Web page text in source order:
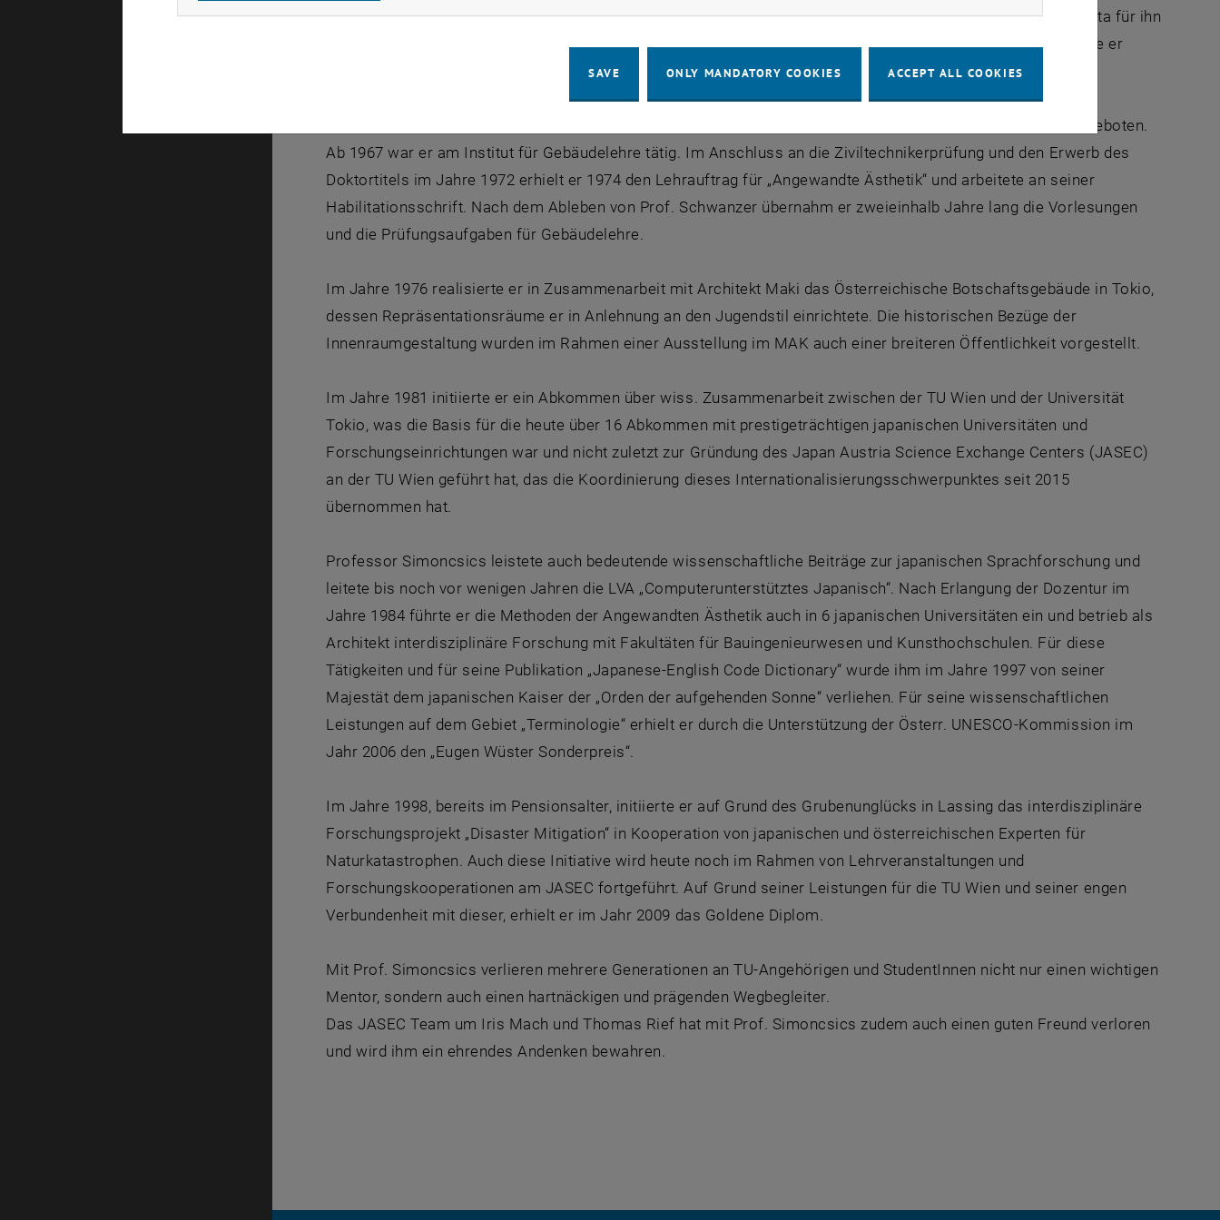
einem internationalen Wettbewerb den ersten Preis gewann. Als Dank für den Erfolg erwirkte Architekt Shibata für ihn
eine längere Aufenthaltsgenehmigung und ein japanisches Stipendium an der Universität Tokio. Dort studierte er
sowohl die traditionelle Architektur Japans als auch zeitgenössische Bauten unter Prof. Kenzo Tange.
Anlässlich eines Japanbesuches von Prof. Schwanzer wurde ihm eine Assistentenstelle an der TU Wien angeboten.
Ab 1967 war er am Institut für Gebäudelehre tätig. Im Anschluss an die Ziviltechnikerprüfung und den Erwerb des
Doktortitels im Jahre 1972 erhielt er 1974 den Lehrauftrag für „Angewandte Ästhetik“ und arbeitete an seiner
Habilitationsschrift. Nach dem Ableben von Prof. Schwanzer übernahm er zweieinhalb Jahre lang die Vorlesungen
und die Prüfungsaufgaben für Gebäudelehre.
Im Jahre 1976 realisierte er in Zusammenarbeit mit Architekt Maki das Österreichische Botschaftsgebäude in Tokio,
dessen Repräsentationsräume er in Anlehnung an den Jugendstil einrichtete. Die historischen Bezüge der
Innenraumgestaltung wurden im Rahmen einer Ausstellung im MAK auch einer breiteren Öffentlichkeit vorgestellt.
Im Jahre 1981 initiierte er ein Abkommen über wiss. Zusammenarbeit zwischen der TU Wien und der Universität
Tokio, was die Basis für die heute über 16 Abkommen mit prestigeträchtigen japanischen Universitäten und
Forschungseinrichtungen war und nicht zuletzt zur Gründung des Japan Austria Science Exchange Centers (JASEC)
an der TU Wien geführt hat, das die Koordinierung dieses Internationalisierungsschwerpunktes seit 2015
übernommen hat.
Professor Simoncsics leistete auch bedeutende wissenschaftliche Beiträge zur japanischen Sprachforschung und
leitete bis noch vor wenigen Jahren die LVA „Computerunterstütztes Japanisch“. Nach Erlangung der Dozentur im
Jahre 1984 führte er die Methoden der Angewandten Ästhetik auch in 6 japanischen Universitäten ein und betrieb als
Architekt interdisziplinäre Forschung mit Fakultäten für Bauingenieurwesen und Kunsthochschulen. Für diese
Tätigkeiten und für seine Publikation „Japanese-English Code Dictionary“ wurde ihm im Jahre 1997 von seiner
Majestät dem japanischen Kaiser der „Orden der aufgehenden Sonne“ verliehen. Für seine wissenschaftlichen
Leistungen auf dem Gebiet „Terminologie“ erhielt er durch die Unterstützung der Österr. UNESCO-Kommission im
Jahr 2006 den „Eugen Wüster Sonderpreis“.
Im Jahre 1998, bereits im Pensionsalter, initiierte er auf Grund des Grubenunglücks in Lassing das interdisziplinäre
Forschungsprojekt „Disaster Mitigation“ in Kooperation von japanischen und österreichischen Experten für
Naturkatastrophen. Auch diese Initiative wird heute noch im Rahmen von Lehrveranstaltungen und
Forschungskooperationen am JASEC fortgeführt. Auf Grund seiner Leistungen für die TU Wien und seiner engen
Verbundenheit mit dieser, erhielt er im Jahr 2009 das Goldene Diplom.
Mit Prof. Simoncsics verlieren mehrere Generationen an TU-­­Angehörigen und StudentInnen nicht nur einen wichtigen
Mentor, sondern auch einen hartnäckigen und prägenden Wegbegleiter.
Das JASEC Team um Iris Mach und Thomas Rief hat mit Prof. Simoncsics zudem auch einen guten Freund verloren
und wird ihm ein ehrendes Andenken bewahren.
SAVE ONLY MANDATORY COOKIES ACCEPT ALL COOKIES